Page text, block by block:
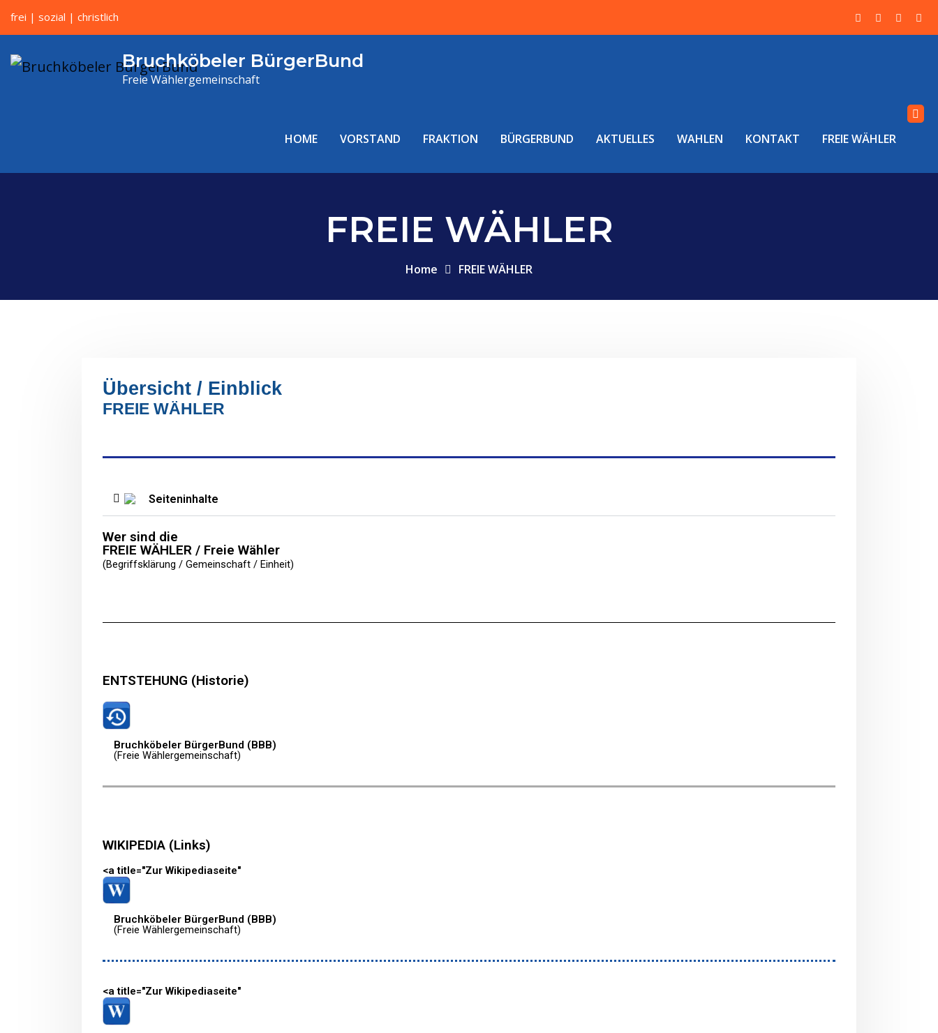
frei | sozial | christlich
Bruchköbeler BürgerBund
Freie Wählergemeinschaft
HOME VORSTAND FRAKTION BÜRGERBUND AKTUELLES WAHLEN KONTAKT FREIE WÄHLER
FREIE WÄHLER
Home FREIE WÄHLER
Übersicht / Einblick
FREIE WÄHLER
Seiteninhalte
Wer sind die
FREIE WÄHLER / Freie Wähler
(Begriffsklärung / Gemeinschaft / Einheit)
ENTSTEHUNG (Historie)
Bruchköbeler BürgerBund (BBB)
(Freie Wählergemeinschaft)
WIKIPEDIA (Links)
<a title="Zur Wikipediaseite"
Bruchköbeler BürgerBund (BBB)
(Freie Wählergemeinschaft)
<a title="Zur Wikipediaseite"